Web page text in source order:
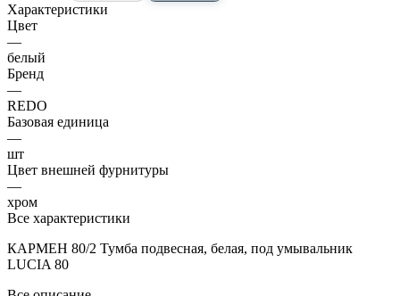
Характеристики
Цвет
—
белый
Бренд
—
REDO
Базовая единица
—
шт
Цвет внешней фурнитуры
—
хром
Все характеристики
КАРМЕН 80/2 Тумба подвесная, белая, под умывальник
LUCIA 80